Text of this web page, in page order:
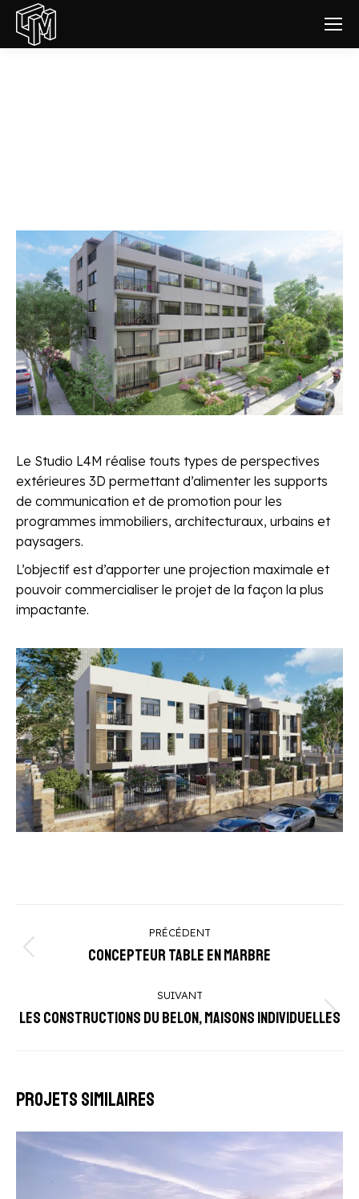
Le Studio L4M réalise touts types de perspectives
extérieures 3D permettant d’alimenter les supports
de communication et de promotion pour les
programmes immobiliers, architecturaux, urbains et
paysagers.
L’objectif est d’apporter une projection maximale et
pouvoir commercialiser le projet de la façon la plus
impactante.
de
PRÉCÉDENT
Onglet
Concepteur table en marbre
SUIVANT
Projets
Les Constructions du Belon, maisons individuelles
Projets similaires